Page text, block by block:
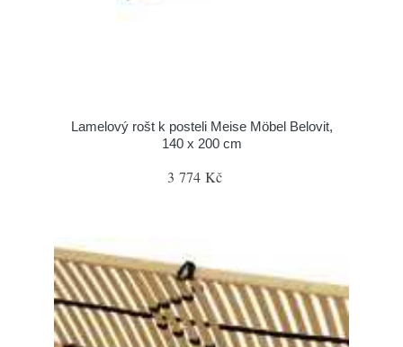
Lamelový rošt k posteli Meise Möbel Belovit,
140 x 200 cm
3 774 Kč